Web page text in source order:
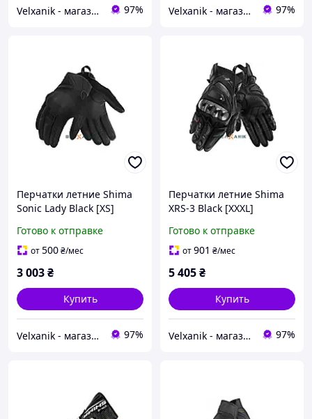
Velxanik - магазин мототехники, велотоваров, с/х техники, аксессуаров и запчастей 97% Velxanik - магазин мототехники, велотоваров, с/х техники, аксессуаров и запчастей 97%
Перчатки летние Shima
Sonic Lady Black [XS]
Готово к отправке
от500₴/мес
3 003₴
Купить
Velxanik - магазин мототехники, велотоваров, с/х техники, аксессуаров и запчастей 97%
Перчатки летние Shima
XRS-3 Black [XXXL]
Готово к отправке
от901 ₴/мес
5 405₴
Купить
Velxanik - магазин мототехники, велотоваров, с/х техники, аксессуаров и запчастей 97%